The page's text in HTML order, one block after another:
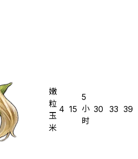
嫩
粒
玉
米
4 15
5
小
时
30 33 39